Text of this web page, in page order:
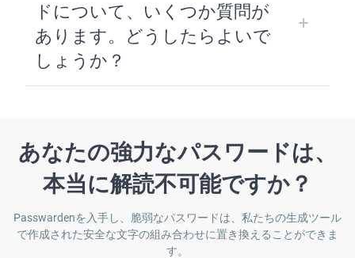
ドについて、いくつか質問が
あります。どうしたらよいで
しょうか？
あなたの強力なパスワードは、
本当に解読不可能ですか？
Passwardenを入手し、脆弱なパスワードは、私たちの生成ツール
で作成された安全な文字の組み合わせに置き換えることができま
す。